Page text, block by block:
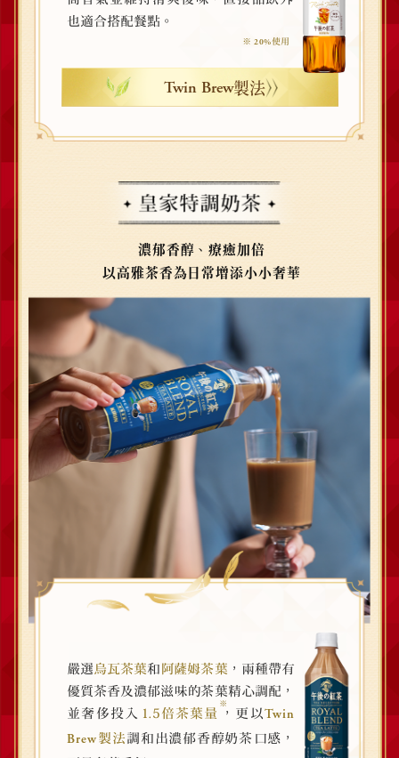
也適合搭配餐點 。
※20%使用
Twin Brew製法
濃郁香醇 、療癒加倍
以高雅茶香為日常增添小小奢華
嚴選 烏瓦茶葉和 阿薩姆茶葉 ， 兩種帶有
優質茶香及濃郁滋味的茶葉精心調配 ，
並奢侈投入 1.5倍茶葉量
※
， 更以 Twin
Brew 製法 調和出濃郁香醇奶茶口感 ，